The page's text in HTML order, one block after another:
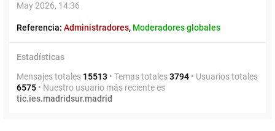
May 2026, 14:36
Referencia: Administradores, Moderadores globales
Estadísticas
Mensajes totales 15513 • Temas totales3794 • Usuarios totales
6575 • Nuestro usuario más reciente es
tic.ies.madridsur.madrid